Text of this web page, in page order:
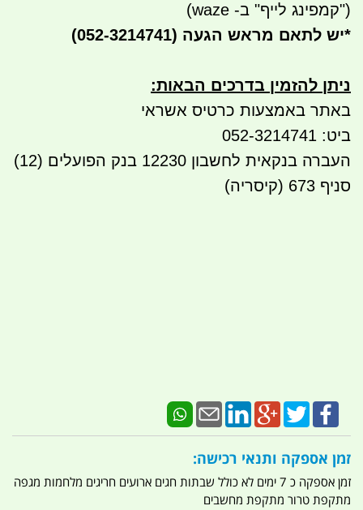
("קמפינג לייף" ב- waze)
*יש לתאם מראש הגעה (052-3214741)
ניתן להזמין בדרכים הבאות:
באתר באמצעות כרטיס אשראי
ביט: 052-3214741
העברה בנקאית לחשבון 12230 בנק הפועלים (12)
סניף 673 (קיסריה)
זמן אספקה ותנאי רכישה:
זמן אספקה כ 7 ימים לא כולל שבתות חגים ארועים חריגים מלחמות מגפה
מתקפת טרור מתקפת מחשבים